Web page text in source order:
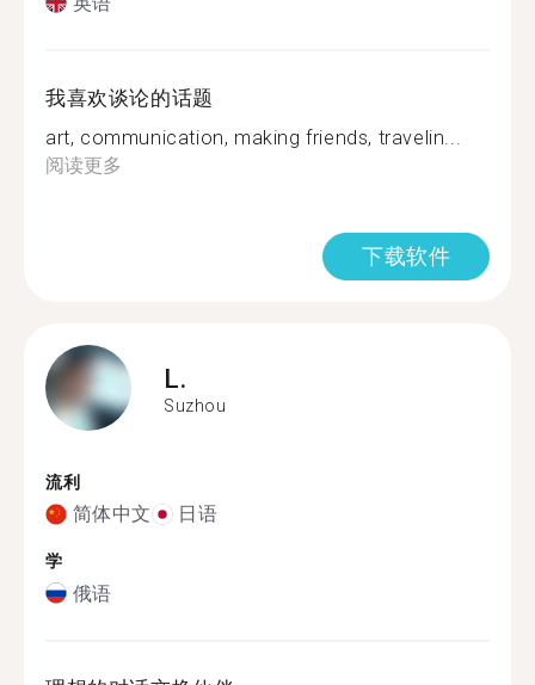
我喜欢谈论的话题
art, communication, making friends, travelin...
阅读更多
下载软件
L.
Suzhou
流利
简体中文 日语
学
俄语